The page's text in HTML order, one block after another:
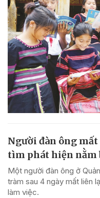
Người đàn ông
tìm phát hiện nằm
Một người đàn ông ở
tràm sau 4 ngày mất liên
làm việc.